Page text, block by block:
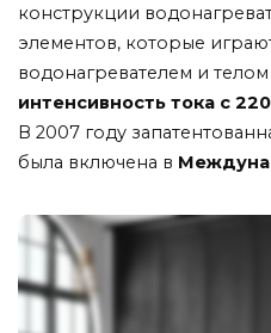
конструкции
элементов, которые
водонагревателем и телом
интенсивность тока с 220
В 2007 году
была включена в